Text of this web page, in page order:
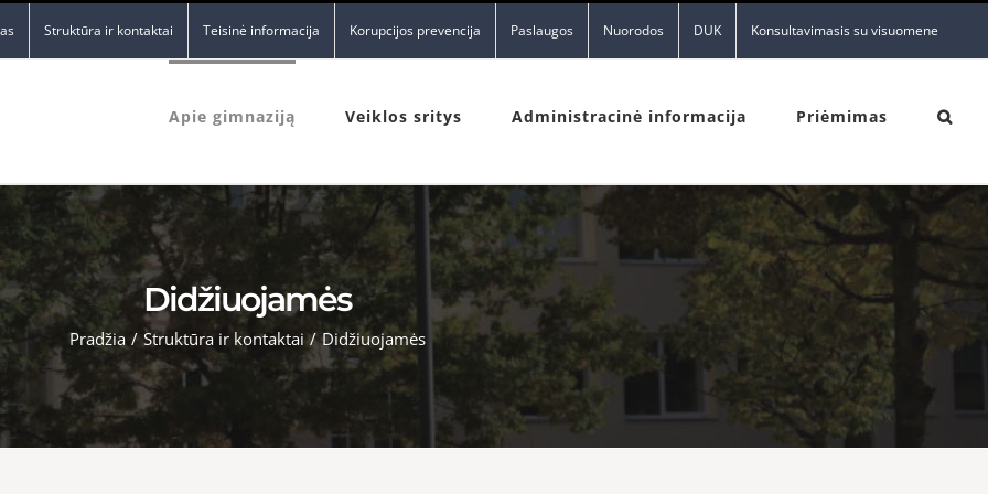
Struktūra ir kontaktai Teisinė informacija Korupcijos prevencija Paslaugos Nuorodos DUK Konsultavimasis su visuomene
Apie gimnaziją Veiklos sritys Administracinė informacija Priėmimas
Didžiuojamės
Pradžia / Struktūra ir kontaktai / Didžiuojamės